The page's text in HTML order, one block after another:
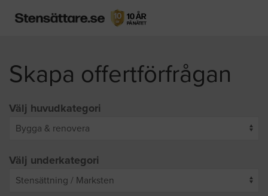
Skapa offertförfrågan
Välj huvudkategori
Välj underkategori